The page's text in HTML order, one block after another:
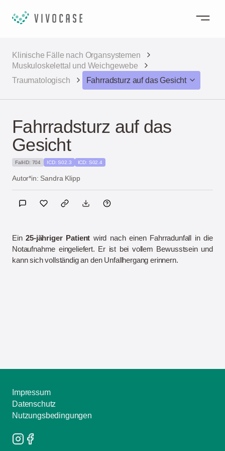
Klinische Fälle nach Organsystemen
Muskuloskelettal und Weichgewebe
Traumatologisch
Fahrradsturz auf das Gesicht
Fahrradsturz auf das
Gesicht
Fall-ID: 704 ICD: S02.3 ICD: S02.4
Autor*in: Sandra Klipp
Ein25-jähriger Patient wird nach einen Fahrradunfall in die
Notaufnahme eingeliefert. Er ist bei vollem Bewusstsein und
kann sich vollständig an den Unfallhergang erinnern.
Impressum
Datenschutz
Nutzungsbedingungen